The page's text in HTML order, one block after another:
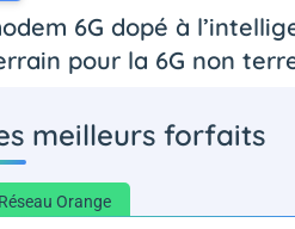
6G dopé à
pour la 6G non
meilleurs forfaits
Réseau Orange